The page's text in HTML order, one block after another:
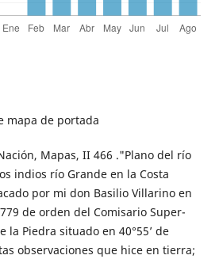
mapa de portada
Mapas, II 466 ."Plano del río
indios río Grande en la Costa
por mi don Basilio Villarino en
de orden del Comisario Super-
la Piedra situado en 40°55’ de
observaciones que hice en tierra;